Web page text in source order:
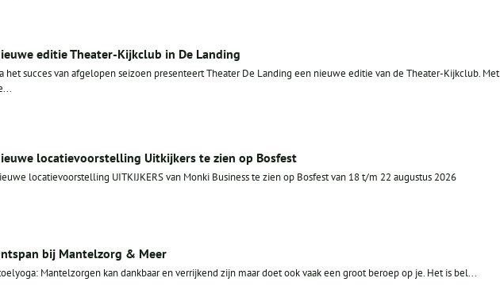
editie Theater-Kijkclub in De Landing
het succes van afgelopen seizoen presenteert Theater De Landing een nieuwe editie van de Theater-Kijkclub. Met
locatievoorstelling Uitkijkers te zien op Bosfest
locatievoorstelling UITKIJKERS van Monki Business te zien op Bosfest van 18 t/m 22 augustus 2026
bij Mantelzorg & Meer
Mantelzorgen kan dankbaar en verrijkend zijn maar doet ook vaak een groot beroep op je. Het is bel...